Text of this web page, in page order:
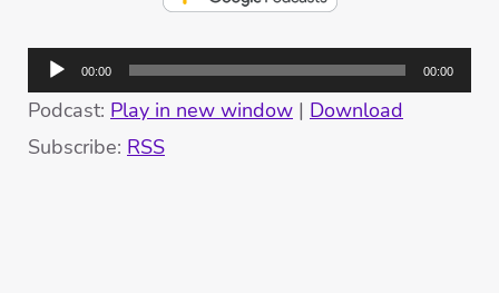
Tocador
de
áudio
00:00 00:00
Podcast: Play in new window | Download
Subscribe: RSS